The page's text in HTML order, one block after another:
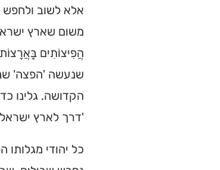
אלא לשוב ולחפש
משום שארץ
הֲפִיצוֹתִים
שנעשה 'הפצה'
הקדושה. גלינו
'דרך לארץ
כל יהודי